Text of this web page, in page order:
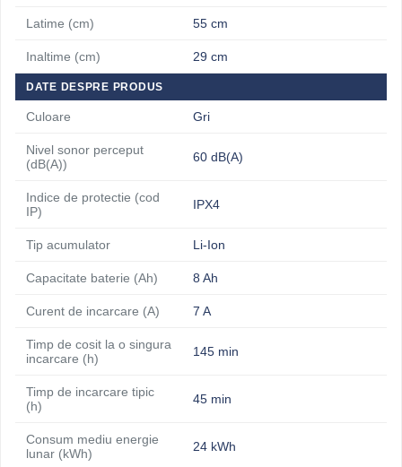
Latime (cm) 55 cm
Inaltime (cm) 29 cm
DATE DESPRE PRODUS
Culoare Gri
Nivel sonor perceput
(dB(A))
60 dB(A)
Indice de protectie (cod
IP)
IPX4
Tip acumulator Li-Ion
Capacitate baterie (Ah) 8 Ah
Curent de incarcare (A) 7 A
Timp de cosit la o singura
incarcare (h)
145 min
Timp de incarcare tipic
(h)
45 min
Consum mediu energie
lunar (kWh)
24 kWh